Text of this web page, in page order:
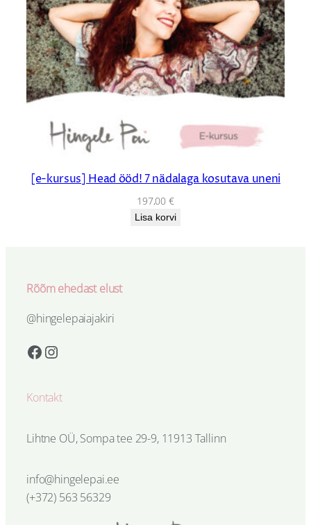
[e-kursus] Head ööd! 7 nädalaga kosutava uneni
197,00 €
Lisa korvi
Rõõm ehedast elust
@hingelepaiajakiri
Facebook Instagram
Kontakt
Lihtne OÜ, Sompa tee 29-9, 11913 Tallinn
info@hingelepai.ee
(+372) 563 56329